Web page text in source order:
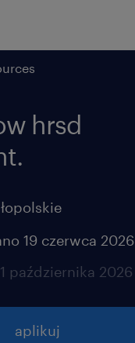
hrsd
19 czerwca 2026
października 2026
aplikuj